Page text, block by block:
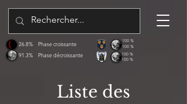
91.3%
26.8%
Phase décroissante
Phase croissante
100 %
100 %
100 %
100 %
Liste des